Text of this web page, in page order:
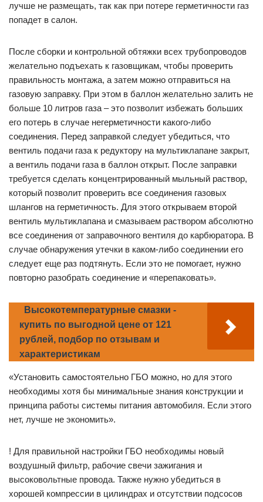
лучше не размещать, так как при потере герметичности газ
попадет в салон.
После сборки и контрольной обтяжки всех трубопроводов
желательно подъехать к газовщикам, чтобы проверить
правильность монтажа, а затем можно отправиться на
газовую заправку. При этом в баллон желательно залить не
больше 10 литров газа – это позволит избежать больших
его потерь в случае негерметичности какого-либо
соединения. Перед заправкой следует убедиться, что
вентиль подачи газа к редуктору на мультиклапане закрыт,
а вентиль подачи газа в баллон открыт. После заправки
требуется сделать концентрированный мыльный раствор,
который позволит проверить все соединения газовых
шлангов на герметичность. Для этого открываем второй
вентиль мультиклапана и смазываем раствором абсолютно
все соединения от заправочного вентиля до карбюратора. В
случае обнаружения утечки в каком-либо соединении его
следует еще раз подтянуть. Если это не помогает, нужно
повторно разобрать соединение и «перепаковать».
Высокотемпературные смазки -
купить по выгодной цене от 121
рублей, подбор по отзывам и
характеристикам
«Установить самостоятельно ГБО можно, но для этого
необходимы хотя бы минимальные знания конструкции и
принципа работы системы питания автомобиля. Если этого
нет, лучше не экономить».
! Для правильной настройки ГБО необходимы новый
воздушный фильтр, рабочие свечи зажигания и
высоковольтные провода. Также нужно убедиться в
хорошей компрессии в цилиндрах и отсутствии подсосов